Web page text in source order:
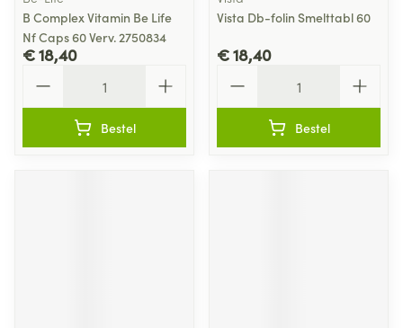
B Complex Vitamin Be Life
Nf Caps 60 Verv. 2750834
€ 18,40
Bestel
Vista Db-folin Smelttabl 60
€ 18,40
Bestel